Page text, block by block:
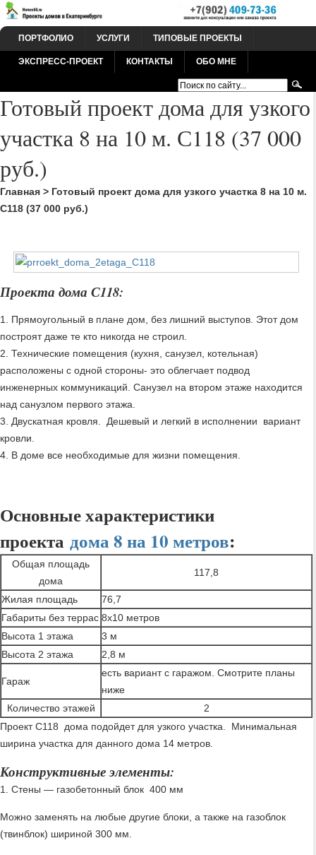
ПОРТФОЛИО УСЛУГИ ТИПОВЫЕ ПРОЕКТЫ
ЭКСПРЕСС-ПРОЕКТ КОНТАКТЫ ОБО МНЕ
Готовый проект дома для узкого
участка 8 на 10 м. С118 (37 000
руб.)
Главная > Готовый проект дома для узкого участка 8 на 10 м.
С118 (37 000 руб.)
Проекта дома С118:
1. Прямоугольный в плане дом, без лишний выступов. Этот дом
построят даже те кто никогда не строил.
2. Технические помещения (кухня, санузел, котельная)
расположены с одной стороны- это облегчает подвод
инженерных коммуникаций. Санузел на втором этаже находится
над санузлом первого этажа.
3. Двускатная кровля. Дешевый и легкий в исполнении вариант
кровли.
4. В доме все необходимые для жизни помещения.
Основные характеристики
проекта дома 8 на 10 метров:
Общая площадь
дома
117,8
Жилая площадь
76,7
Габариты без террас 8х10 метров
Высота 1 этажа
3 м
Высота 2 этажа
2,8 м
Гараж
есть вариант с гаражом. Смотрите планы
ниже
Количество этажей
2
Проект С118 дома подойдет для узкого участка. Минимальная
ширина участка для данного дома 14 метров.
Конструктивные элементы:
1. Стены — газобетонный блок 400 мм
Можно заменять на любые другие блоки, а также на газоблок
(твинблок) шириной 300 мм.